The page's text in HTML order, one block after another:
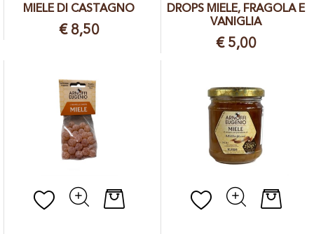
MIELE DI CASTAGNO
€ 8,50
DROPS MIELE, FRAGOLA E
VANIGLIA
€ 5,00
Quantità